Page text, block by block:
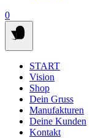
0
START
Vision
Shop
Dein Gruss
Manufakturen
Deine Kunden
Kontakt